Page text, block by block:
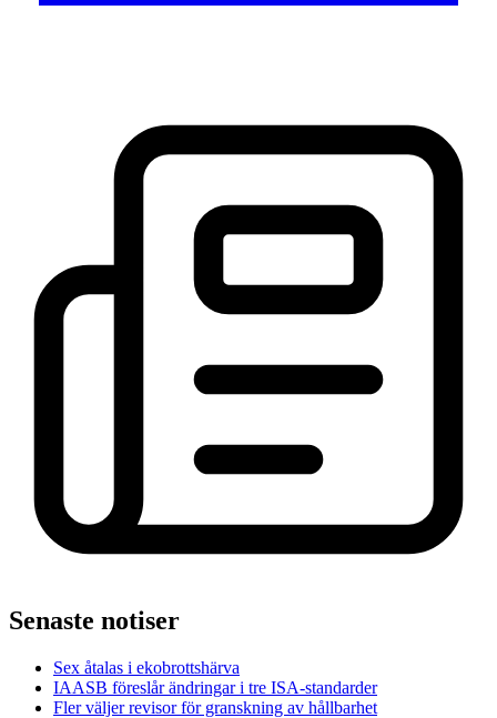
Senaste notiser
Sex åtalas i ekobrottshärva
IAASB föreslår ändringar i tre ISA-standarder
Fler väljer revisor för granskning av hållbarhet